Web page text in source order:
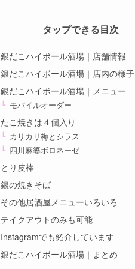
タップできる目次
銀だこハイボール酒場｜店舗情報
銀だこハイボール酒場｜店内の様子
銀だこハイボール酒場｜メニュー
モバイルオーダー
たこ焼きは４個入り
カリカリ梅とシラス
四川麻婆ボロネーゼ
とり皮棒
銀の焼きそば
その他居酒屋メニューいろいろ
テイクアウトのみも可能
Instagramでも紹介しています
銀だこハイボール酒場｜まとめ